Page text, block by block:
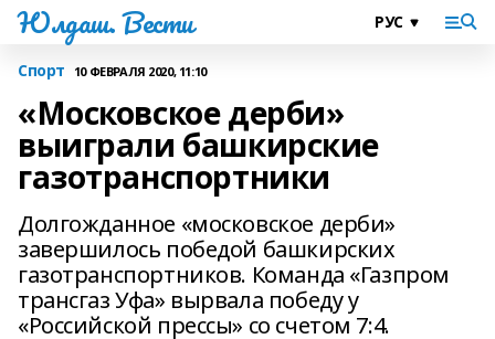
Юлдаш. Вести
Спорт 10 ФЕВРАЛЯ 2020, 11:10
«Московское дерби»
выиграли башкирские
газотранспортники
Долгожданное «московское дерби»
завершилось победой башкирских
газотранспортников. Команда «Газпром
трансгаз Уфа» вырвала победу у
«Российской прессы» со счетом 7:4.